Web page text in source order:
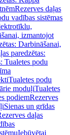
Rezerves daļas
vadības sistēmas
izmantojot
Darbināšanai,
paredzētas:
Tualetes podu
Tualetes podu
moduļiTualetes
podiemRezerves
Sienas un grīdas
daļas
Iebūvētai